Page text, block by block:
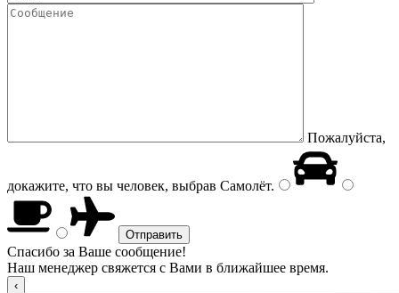
Пожалуйста,
докажите, что вы человек, выбрав Самолёт.
Спасибо за Ваше сообщение!
Наш менеджер свяжется с Вами в ближайшее время.